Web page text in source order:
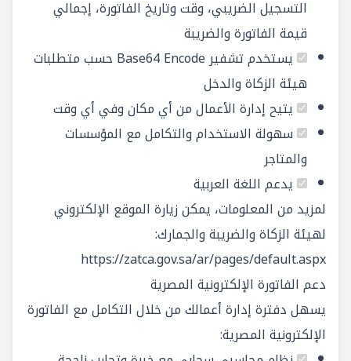
التسجيل الضريبي، وقت وتاريخ الفاتورة، إجمالي
قيمة الفاتورة والضريبة
يستخدم تشفير Base64 Encode حسب متطلبات
هيئة الزكاة والدخل
يتيح إدارة الأعمال من أي مكان وفي أي وقت
سهولة الاستخدام والتكامل مع المؤسسات
والمتاجر
يدعم اللغة العربية
لمزيد من المعلومات، يمكن زيارة الموقع الإلكتروني
لهيئة الزكاة والضريبة والجمارك:
https://zatca.gov.sa/ar/pages/default.aspx
دعم الفاتورة الإلكترونية المصرية
يسهل دفترة إدارة أعمالك من خلال التكامل مع الفاتورة
الإلكترونية المصرية: